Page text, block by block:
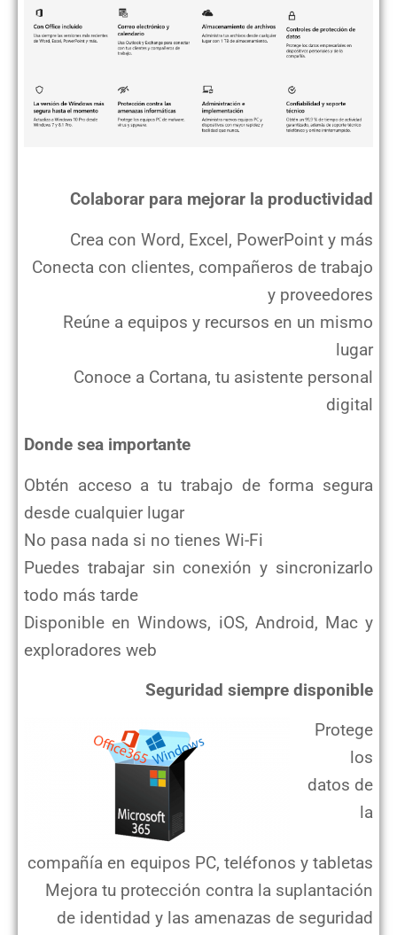
Colaborar para mejorar la productividad
Crea con Word, Excel, PowerPoint y más
Conecta con clientes, compañeros de trabajo
y proveedores
Reúne a equipos y recursos en un mismo
lugar
Conoce a Cortana, tu asistente personal
digital
Donde sea importante
Obtén acceso a tu trabajo de forma segura
desde cualquier lugar
No pasa nada si no tienes Wi-Fi
Puedes trabajar sin conexión y sincronizarlo
todo más tarde
Disponible en Windows, iOS, Android, Mac y
exploradores web
Seguridad siempre disponible
Protege
los
datos de
la
compañía en equipos PC, teléfonos y tabletas
Mejora tu protección contra la suplantación
de identidad y las amenazas de seguridad